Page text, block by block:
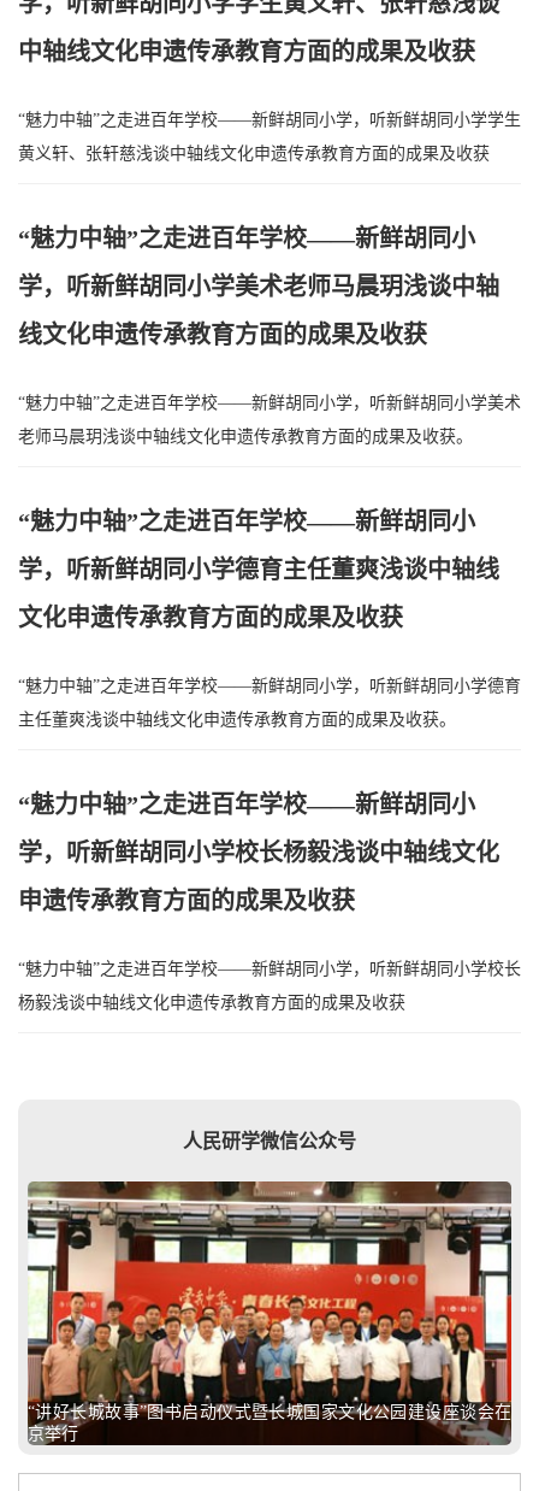
中轴线文化申遗传承教育方面的成果及收获
“魅力中轴”之走进百年学校——新鲜胡同小学，听新鲜胡同小学学生
黄义轩、张轩慈浅谈中轴线文化申遗传承教育方面的成果及收获
“魅力中轴”之走进百年学校——新鲜胡同小
学，听新鲜胡同小学美术老师马晨玥浅谈中轴
线文化申遗传承教育方面的成果及收获
“魅力中轴”之走进百年学校——新鲜胡同小学，听新鲜胡同小学美术
老师马晨玥浅谈中轴线文化申遗传承教育方面的成果及收获。
“魅力中轴”之走进百年学校——新鲜胡同小
学，听新鲜胡同小学德育主任董爽浅谈中轴线
文化申遗传承教育方面的成果及收获
“魅力中轴”之走进百年学校——新鲜胡同小学，听新鲜胡同小学德育
主任董爽浅谈中轴线文化申遗传承教育方面的成果及收获。
“魅力中轴”之走进百年学校——新鲜胡同小
学，听新鲜胡同小学校长杨毅浅谈中轴线文化
申遗传承教育方面的成果及收获
“魅力中轴”之走进百年学校——新鲜胡同小学，听新鲜胡同小学校长
杨毅浅谈中轴线文化申遗传承教育方面的成果及收获
人民研学微信公众号
“讲好长城故事”图书启动仪式暨长城国家文化公园建设座谈会在
京举行